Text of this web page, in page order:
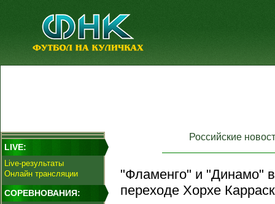
LIVE:
Live-результаты
Онлайн трансляции
СОРЕВНОВАНИЯ:
Российские
"Фламенго" и "Динамо"
переходе Хорхе